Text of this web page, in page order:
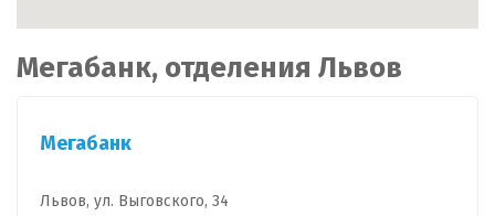
Мегабанк, отделения Львов
Мегабанк
Львов, ул. Выговского, 34